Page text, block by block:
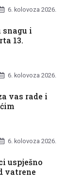
6. kolovoza 2026.
snagu i
13.
6. kolovoza 2026.
vas rade i
6. kolovoza 2026.
uspješno
vatrene